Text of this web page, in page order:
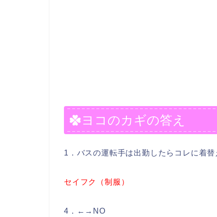
ヨコのカギの答え
1．バスの運転手は出勤したらコレに着替
セイフク（制服）
4．←→NO